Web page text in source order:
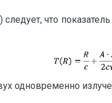
что
одновременно